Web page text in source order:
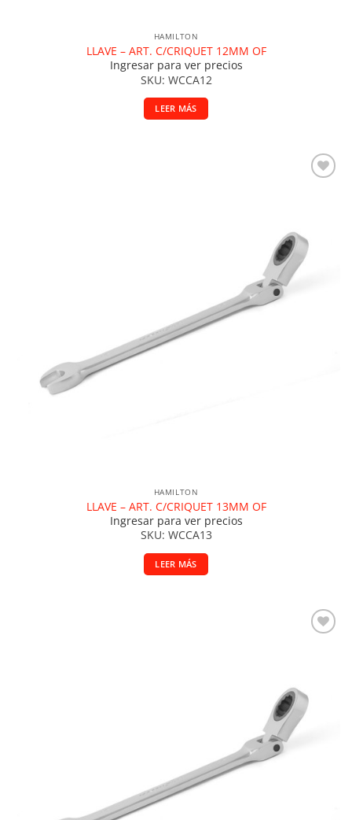
HAMILTON
LLAVE – ART. C/CRIQUET 12MM OF
Ingresar para ver precios
SKU: WCCA12
LEER MÁS
HAMILTON
LLAVE – ART. C/CRIQUET 13MM OF
Ingresar para ver precios
SKU: WCCA13
LEER MÁS